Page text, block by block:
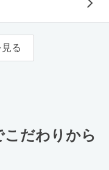
る
こだわりから